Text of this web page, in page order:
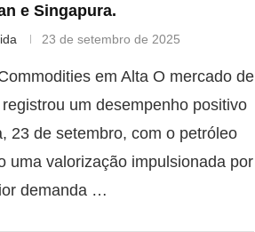
e Singapura.
23 de setembro de 2025
em Alta O mercado de
um desempenho positivo
23 de setembro, com o petróleo
uma valorização impulsionada por
demanda …